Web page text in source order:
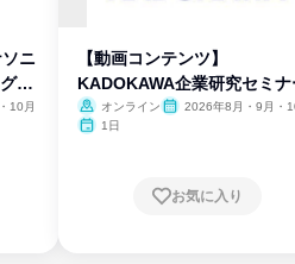
ニ
ラ
10月
【動画コンテンツ】
KADOKAWA企業研究セミナ
オンライン
2026年8月・9月・
1日
お気に入り